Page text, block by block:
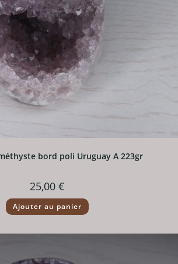
bord poli Uruguay A 223gr
25,00 €
Ajouter au panier